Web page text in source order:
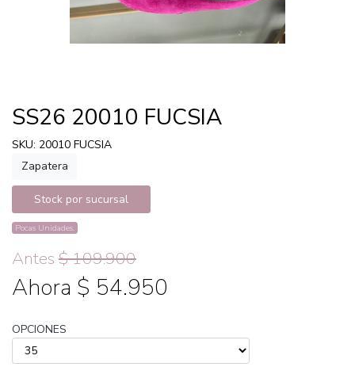
SS26 20010 FUCSIA
SKU: 20010 FUCSIA
Zapatera
Stock por sucursal
Pocas Unidades.
Antes $ 109.900
Ahora $ 54.950
OPCIONES